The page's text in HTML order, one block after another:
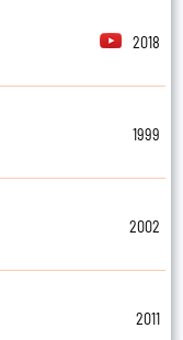
2018
1999
2002
2011